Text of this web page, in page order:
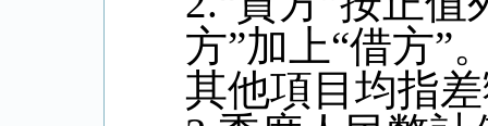
方”加上“借方”
其他項目均指